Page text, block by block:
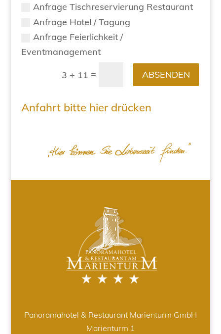
Anfrage Tischreservierung Restaurant
Anfrage Hotel / Tagung
Anfrage Feierlichkeit /
Eventmanagement
3 + 11 = ABSENDEN
Anfahrt bitte hier drücken
Panoramahotel & Restaurant Marienturm GmbH
Marienturm 1